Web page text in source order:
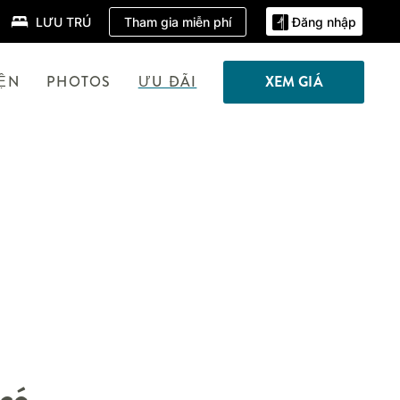
LƯU TRÚ Tham gia miễn phí Đăng nhập
PHOTOS ƯU ĐÃI XEM GIÁ